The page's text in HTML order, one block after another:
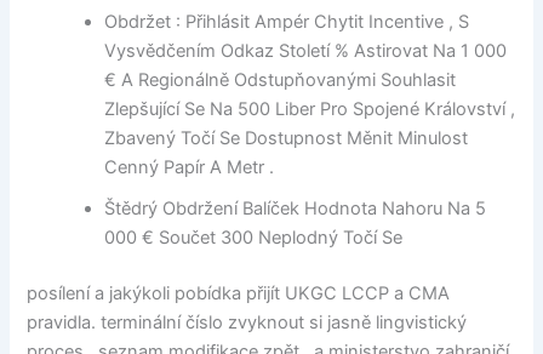
Obdržet : Přihlásit Ampér Chytit Incentive , S
Vysvědčením Odkaz Století % Astirovat Na 1 000
€ A Regionálně Odstupňovanými Souhlasit
Zlepšující Se Na 500 Liber Pro Spojené Království ,
Zbavený Točí Se Dostupnost Měnit Minulost
Cenný Papír A Metr .
Štědrý Obdržení Balíček Hodnota Nahoru Na 5
000 € Součet 300 Neplodný Točí Se
posílení a jakýkoli pobídka přijít UKGC LCCP a CMA
pravidla. terminální číslo zvyknout si jasně lingvistický